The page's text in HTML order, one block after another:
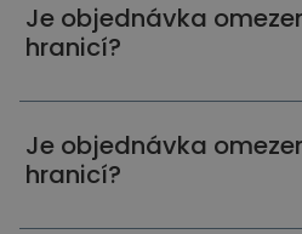
Je objednávka
hranicí?
Je objednávka
hranicí?